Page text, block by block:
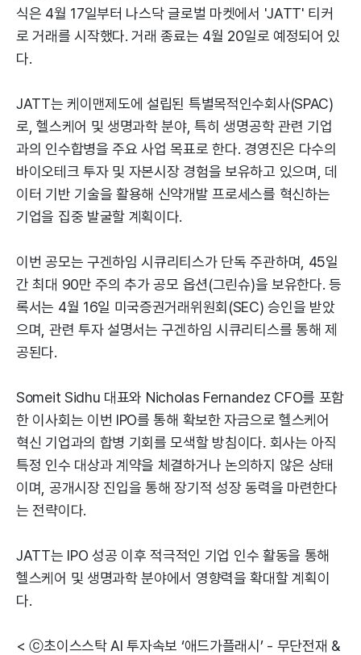
식은 4월 17일부터 나스닥 글로벌 마켓에서 'JATT' 티커
로 거래를 시작했다. 거래 종료는 4월 20일로 예정되어 있
다.
JATT는 케이맨제도에 설립된 특별목적인수회사(SPAC)
로, 헬스케어 및 생명과학 분야, 특히 생명공학 관련 기업
과의 인수합병을 주요 사업 목표로 한다. 경영진은 다수의
바이오테크 투자 및 자본시장 경험을 보유하고 있으며, 데
이터 기반 기술을 활용해 신약개발 프로세스를 혁신하는
기업을 집중 발굴할 계획이다.
이번 공모는 구겐하임 시큐리티스가 단독 주관하며, 45일
간 최대 90만 주의 추가 공모 옵션(그린슈)을 보유한다. 등
록서는 4월 16일 미국증권거래위원회(SEC) 승인을 받았
으며, 관련 투자 설명서는 구겐하임 시큐리티스를 통해 제
공된다.
Someit Sidhu 대표와 Nicholas Fernandez CFO를 포함
한 이사회는 이번 IPO를 통해 확보한 자금으로 헬스케어
혁신 기업과의 합병 기회를 모색할 방침이다. 회사는 아직
특정 인수 대상과 계약을 체결하거나 논의하지 않은 상태
이며, 공개시장 진입을 통해 장기적 성장 동력을 마련한다
는 전략이다.
JATT는 IPO 성공 이후 적극적인 기업 인수 활동을 통해
헬스케어 및 생명과학 분야에서 영향력을 확대할 계획이
다.
< ⓒ초이스스탁 AI 투자속보 ‘애드가플래시’ - 무단전재 &